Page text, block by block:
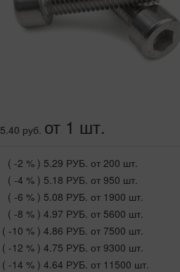
5.40 руб. от 1 шт.
( -2 % ) 5.29 РУБ. от 200 шт.
( -4 % ) 5.18 РУБ. от 950 шт.
( -6 % ) 5.08 РУБ. от 1900 шт.
( -8 % ) 4.97 РУБ. от 5600 шт.
( -10 % ) 4.86 РУБ. от 7500 шт.
( -12 % ) 4.75 РУБ. от 9300 шт.
( -14 % ) 4.64 РУБ. от 11500 шт.